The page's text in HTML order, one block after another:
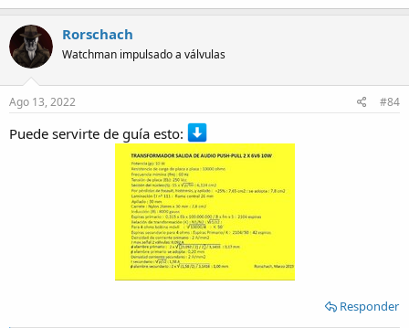
Rorschach
Watchman impulsado a válvulas
Ago 13, 2022 #84
Puede servirte de guía esto:
Responder